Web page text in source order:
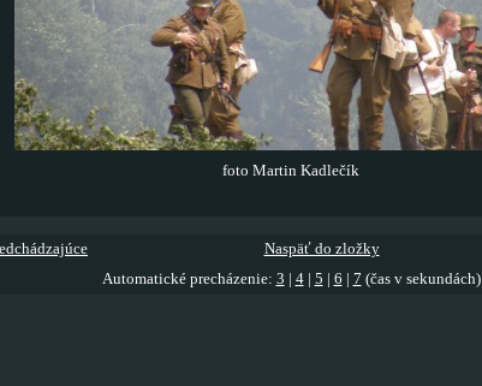
foto Martin Kadlečík
Naspäť do zložky
Automatické precházenie: 3 4| 5 6 7 (čas v sekundách)